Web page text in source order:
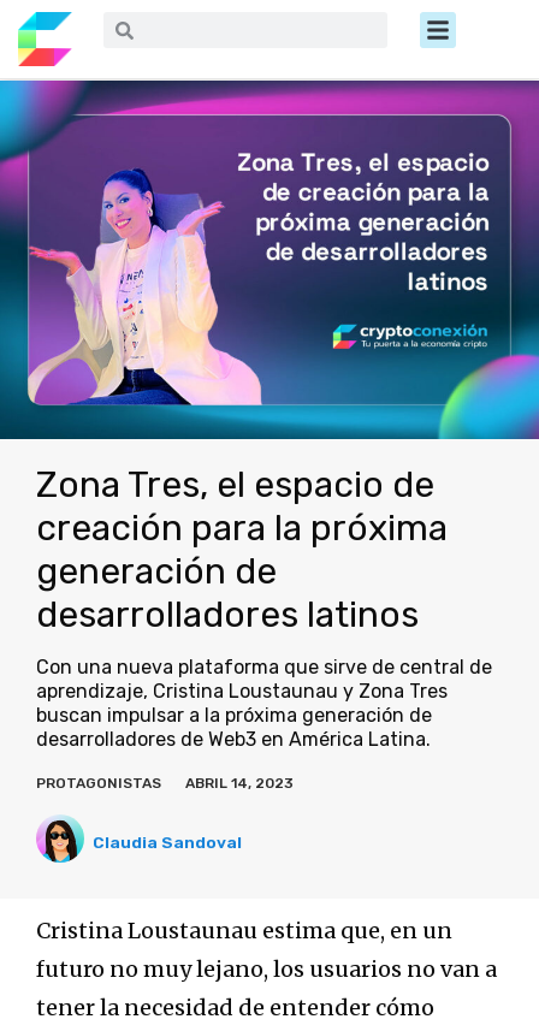
contenido
Buscar Menú
Zona Tres, el espacio de
creación para la próxima
generación de
desarrolladores latinos
Con una nueva plataforma que sirve de central de
aprendizaje, Cristina Loustaunau y Zona Tres
buscan impulsar a la próxima generación de
desarrolladores de Web3 en América Latina.
PROTAGONISTAS ABRIL 14, 2023
Claudia Sandoval
Cristina Loustaunau estima que, en un
futuro no muy lejano, los usuarios no van a
tener la necesidad de entender cómo